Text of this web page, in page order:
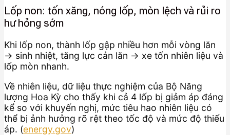
Lốp non: tốn xăng, nóng lốp, mòn lệch và rủi ro
hư hỏng sớm
Khi lốp non, thành lốp gập nhiều hơn mỗi vòng lăn
→ sinh nhiệt, tăng lực cản lăn → xe tốn nhiên liệu và
lốp mòn nhanh.
Về nhiên liệu, dữ liệu thực nghiệm của Bộ Năng
lượng Hoa Kỳ cho thấy khi cả 4 lốp bị giảm áp đáng
kể so với khuyến nghị, mức tiêu hao nhiên liệu có
thể bị ảnh hưởng rõ rệt theo tốc độ và mức độ thiếu
áp. (energy.gov)